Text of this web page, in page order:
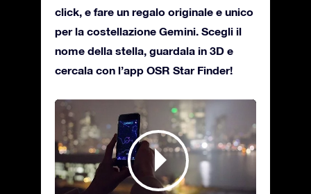
click, e fare un regalo originale e unico
per la costellazione Gemini. Scegli il
nome della stella, guardala in 3D e
cercala con l’app OSR Star Finder!